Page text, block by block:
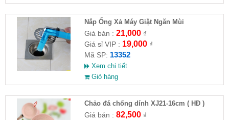
Nắp Ống Xả Máy Giặt Ngăn Mùi
Giá bán : 21,000₫
Giá sỉ VIP : 19,000₫
Mã SP: 13352
Xem chi tiết
Giỏ hàng
Chảo đá chống dính XJ21-16cm ( HĐ )
Giá bán : 82,500₫